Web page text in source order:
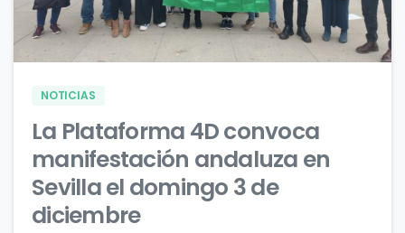
0
NOTICIAS
La Plataforma 4D convoca
manifestación andaluza en
Sevilla el domingo 3 de
diciembre